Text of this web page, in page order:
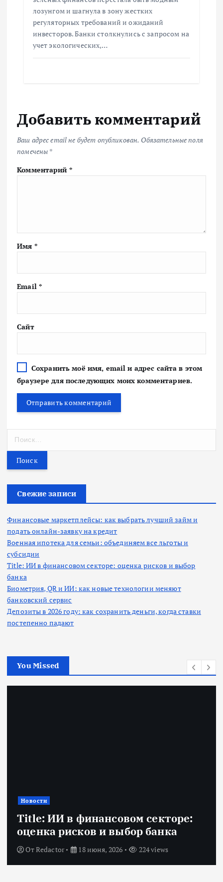
лозунгом и шагнула в зону жестких
регуляторных требований и ожиданий
инвесторов. Банки столкнулись с запросом на
учет экологических,…
Добавить комментарий
Ваш адрес email не будет опубликован. Обязательные поля
помечены *
Комментарий *
Имя *
Email *
Сайт
Сохранить моё имя, email и адрес сайта в этом
браузере для последующих моих комментариев.
т
Свежие записи
Финансовые маркетплейсы: как выбрать лучший займ и
подать онлайн-заявку на кредит
Военная ипотека для семьи: объединяем все льготы и
субсидии
Title: ИИ в финансовом секторе: оценка рисков и выбор
банка
Биометрия, QR и ИИ: как новые технологии меняют
банковский сервис
Депозиты в 2026 году: как сохранить деньги, когда ставки
постепенно падают
You Missed
Новости
Title: ИИ в финансовом секторе:
оценка рисков и выбор банка
ОтRedactor 18 июня, 2026 224 views